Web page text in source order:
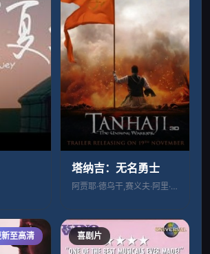
塔纳吉：无名勇士
阿贾耶·德乌干,赛义夫·阿里·汗,卡卓儿
至高清 喜剧片